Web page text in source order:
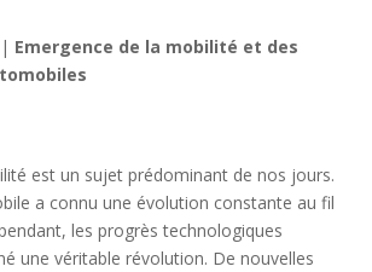
| Emergence de la mobilité et des
est un sujet prédominant de nos jours.
a connu une évolution constante au fil
les progrès technologiques
une véritable révolution. De nouvelles